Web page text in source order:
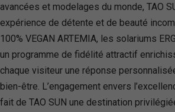
avancées et modelages du monde, TAO
expérience de détente et de beauté
100% VEGAN ARTEMIA, les solariums
un programme de fidélité attractif
chaque visiteur une réponse
bien-être. L’engagement envers
fait de TAO SUN une destination